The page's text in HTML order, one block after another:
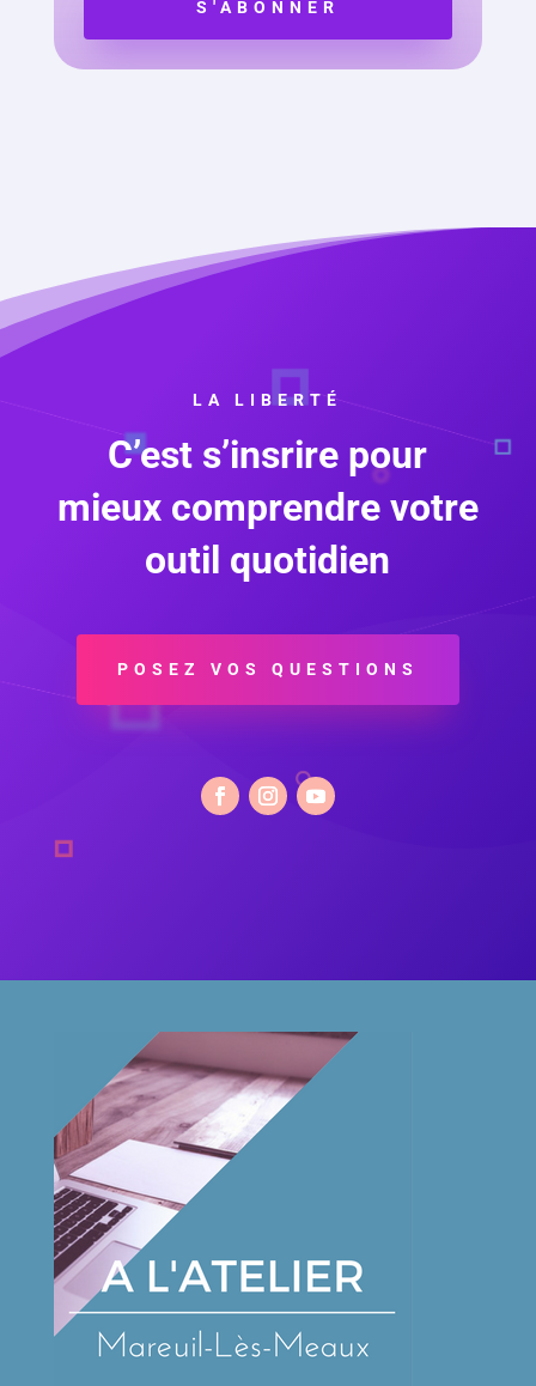
S'ABONNER
LA LIBERTÉ
C’est s’insrire pour
mieux comprendre votre
outil quotidien
POSEZ VOS QUESTIONS